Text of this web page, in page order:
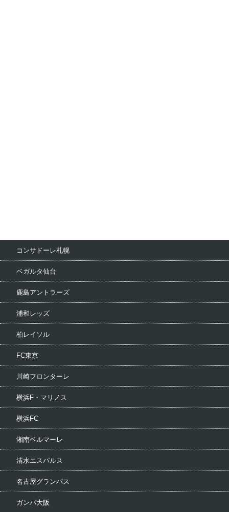
コンサドーレ札幌
ベガルタ仙台
鹿島アントラーズ
浦和レッズ
柏レイソル
FC東京
川崎フロンターレ
横浜F・マリノス
横浜FC
湘南ベルマーレ
清水エスパルス
名古屋グランパス
ガンバ大阪